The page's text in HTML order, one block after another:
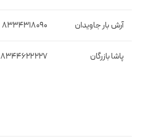
آرش بار جاویدان ۸۳۳۴۳۱۸۰۹۰
پاشا بازرگان
۸۳۴۴۶۲۲۲۲۷